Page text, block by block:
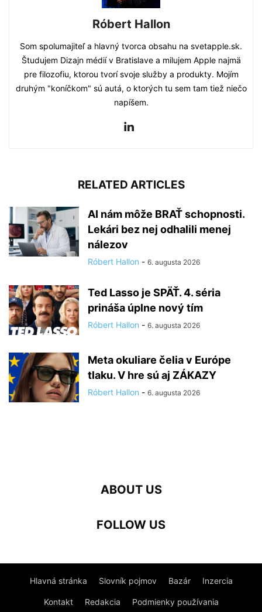
Róbert Hallon
Som spolumajiteľ a hlavný tvorca obsahu na svetapple.sk.
Študujem Dizajn médií v Bratislave a milujem Apple najmä
pre filozofiu, ktorou tvorí svoje služby a produkty. Mojím
druhým "koníčkom" sú autá, o ktorých tu sem tam tiež niečo
napíšem.
RELATED ARTICLES
AI nám môže BRAŤ schopnosti.
Lekári bez nej odhalili menej
nálezov
Róbert Hallon - 6. augusta 2026
Ted Lasso je SPÄŤ. 4. séria
prináša úplne nový tím
Róbert Hallon - 6. augusta 2026
Meta okuliare čelia v Európe
tlaku. V hre sú aj ZÁKAZY
Róbert Hallon - 6. augusta 2026
ABOUT US
FOLLOW US
Hlavná stránka Slovník pojmov Bazár Inzercia
Kontakt Redakcia Podmienky používania